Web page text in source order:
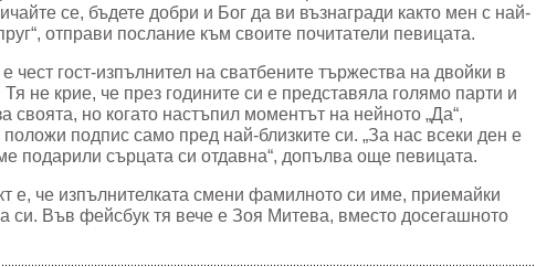
се, бъдете добри и Бог да ви възнагради както мен с най-
отправи послание към своите почитатели певицата.
чест гост-изпълнител на сватбените тържества на двойки в
Тя не крие, че през годините си е представяла голямо парти и
своята, но когато настъпил моментът на нейното „Да“,
подпис само пред най-близките си. „За нас всеки ден е
подарили сърцата си отдавна“, допълва още певицата.
е, че изпълнителката смени фамилното си име, приемайки
си. Във фейсбук тя вече е Зоя Митева, вместо досегашното